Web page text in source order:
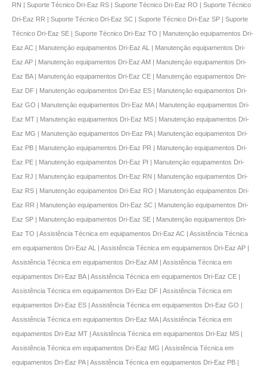
RN | Suporte Técnico Dri-Eaz RS | Suporte Técnico Dri-Eaz RO | Suporte Técnico
Dri-Eaz RR | Suporte Técnico Dri-Eaz SC | Suporte Técnico Dri-Eaz SP | Suporte
Técnico Dri-Eaz SE | Suporte Técnico Dri-Eaz TO | Manutençāo equipamentos Dri-
Eaz AC | Manutençāo equipamentos Dri-Eaz AL | Manutençāo equipamentos Dri-
Eaz AP | Manutençāo equipamentos Dri-Eaz AM | Manutençāo equipamentos Dri-
Eaz BA | Manutençāo equipamentos Dri-Eaz CE | Manutençāo equipamentos Dri-
Eaz DF | Manutençāo equipamentos Dri-Eaz ES | Manutençāo equipamentos Dri-
Eaz GO | Manutençāo equipamentos Dri-Eaz MA | Manutençāo equipamentos Dri-
Eaz MT | Manutençāo equipamentos Dri-Eaz MS | Manutençāo equipamentos Dri-
Eaz MG | Manutençāo equipamentos Dri-Eaz PA | Manutençāo equipamentos Dri-
Eaz PB | Manutençāo equipamentos Dri-Eaz PR | Manutençāo equipamentos Dri-
Eaz PE | Manutençāo equipamentos Dri-Eaz PI | Manutençāo equipamentos Dri-
Eaz RJ | Manutençāo equipamentos Dri-Eaz RN | Manutençāo equipamentos Dri-
Eaz RS | Manutençāo equipamentos Dri-Eaz RO | Manutençāo equipamentos Dri-
Eaz RR | Manutençāo equipamentos Dri-Eaz SC | Manutençāo equipamentos Dri-
Eaz SP | Manutençāo equipamentos Dri-Eaz SE | Manutençāo equipamentos Dri-
Eaz TO | Assistência Técnica em equipamentos Dri-Eaz AC | Assistência Técnica
em equipamentos Dri-Eaz AL | Assistência Técnica em equipamentos Dri-Eaz AP |
Assistência Técnica em equipamentos Dri-Eaz AM | Assistência Técnica em
equipamentos Dri-Eaz BA | Assistência Técnica em equipamentos Dri-Eaz CE |
Assistência Técnica em equipamentos Dri-Eaz DF | Assistência Técnica em
equipamentos Dri-Eaz ES | Assistência Técnica em equipamentos Dri-Eaz GO |
Assistência Técnica em equipamentos Dri-Eaz MA | Assistência Técnica em
equipamentos Dri-Eaz MT | Assistência Técnica em equipamentos Dri-Eaz MS |
Assistência Técnica em equipamentos Dri-Eaz MG | Assistência Técnica em
equipamentos Dri-Eaz PA | Assistência Técnica em equipamentos Dri-Eaz PB |